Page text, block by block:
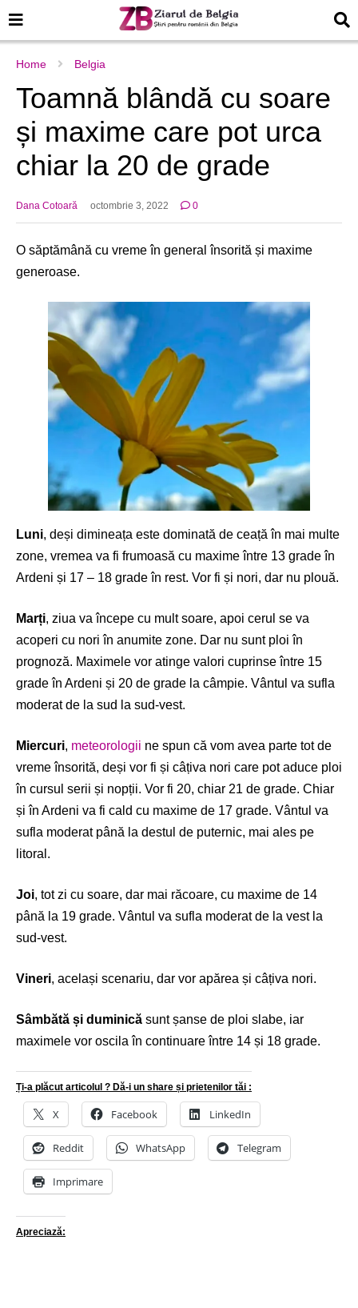
Home Belgia
Toamnă blândă cu soare
și maxime care pot urca
chiar la 20 de grade
Dana Cotoară octombrie 3, 2022 0
O săptămână cu vreme în general însorită și maxime
generoase.
Luni, deși dimineața este dominată de ceață în mai multe
zone, vremea va fi frumoasă cu maxime între 13 grade în
Ardeni și 17 – 18 grade în rest. Vor fi și nori, dar nu plouă.
Marți, ziua va începe cu mult soare, apoi cerul se va
acoperi cu nori în anumite zone. Dar nu sunt ploi în
prognoză. Maximele vor atinge valori cuprinse între 15
grade în Ardeni și 20 de grade la câmpie. Vântul va sufla
moderat de la sud la sud-vest.
Miercuri, meteorologii ne spun că vom avea parte tot de
vreme însorită, deși vor fi și câțiva nori care pot aduce ploi
în cursul serii și nopții. Vor fi 20, chiar 21 de grade. Chiar
și în Ardeni va fi cald cu maxime de 17 grade. Vântul va
sufla moderat până la destul de puternic, mai ales pe
litoral.
Joi, tot zi cu soare, dar mai răcoare, cu maxime de 14
până la 19 grade. Vântul va sufla moderat de la vest la
sud-vest.
Vineri, același scenariu, dar vor apărea și câțiva nori.
Sâmbătă și duminică sunt șanse de ploi slabe, iar
maximele vor oscila în continuare între 14 și 18 grade.
Ți-a plăcut articolul ? Dă-i un share și prietenilor tăi :
X Facebook LinkedIn
Reddit WhatsApp Telegram
Imprimare
Apreciază: